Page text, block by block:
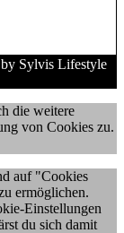
Sylvis Lifestyle
die weitere
von Cookies zu.
auf "Cookies
ermöglichen.
Einstellungen
du sich damit